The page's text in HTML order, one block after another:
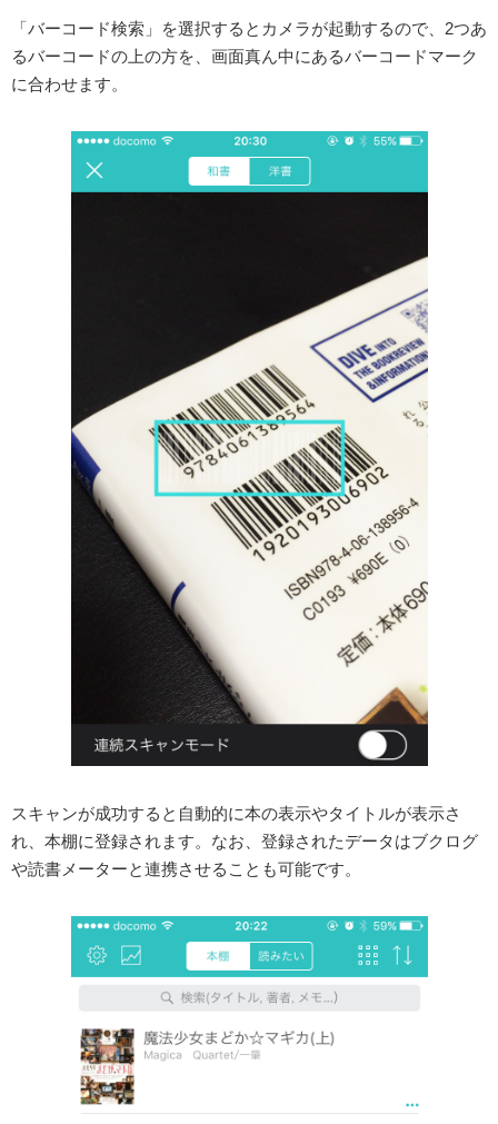
「バーコード検索」を選択するとカメラが起動するので、2つあ
るバーコードの上の方を、画面真ん中にあるバーコードマーク
に合わせます。
スキャンが成功すると自動的に本の表示やタイトルが表示さ
れ、本棚に登録されます。なお、登録されたデータはブクログ
や読書メーターと連携させることも可能です。